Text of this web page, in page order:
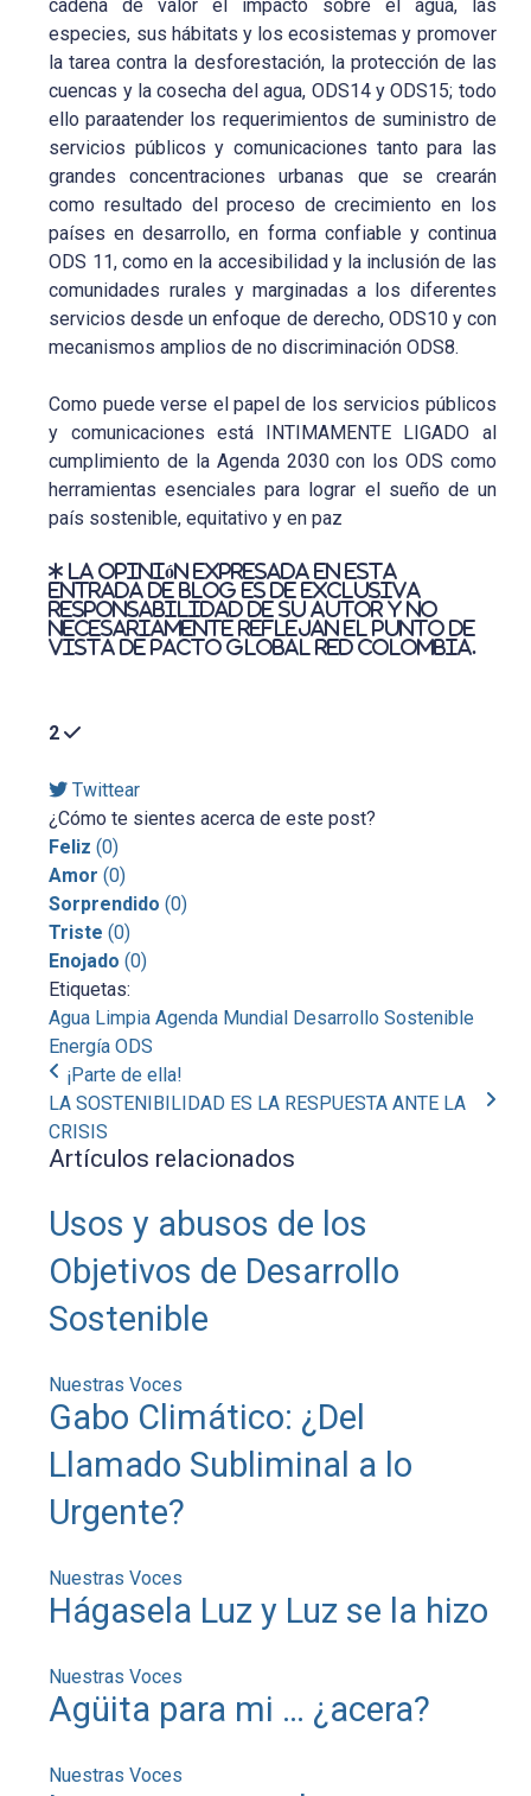
cadena de valor el impacto sobre el agua, las
especies, sus hábitats y los ecosistemas y promover
la tarea contra la desforestación, la protección de las
cuencas y la cosecha del agua, ODS14 y ODS15; todo
ello paraatender los requerimientos de suministro de
servicios públicos y comunicaciones tanto para las
grandes concentraciones urbanas que se crearán
como resultado del proceso de crecimiento en los
países en desarrollo, en forma confiable y continua
ODS 11, como en la accesibilidad y la inclusión de las
comunidades rurales y marginadas a los diferentes
servicios desde un enfoque de derecho, ODS10 y con
mecanismos amplios de no discriminación ODS8.
Como puede verse el papel de los servicios públicos
y comunicaciones está INTIMAMENTE LIGADO al
cumplimiento de la Agenda 2030 con los ODS como
herramientas esenciales para lograr el sueño de un
país sostenible, equitativo y en paz
La opinión expresada en esta
entrada de blog es de exclusiva
responsabilidad de su autor y no
necesariamente reflejan el punto de
vista de Pacto Global Red Colombia.
2
Twittear
¿Cómo te sientes acerca de este post?
Feliz (0)
Amor (0)
Sorprendido (0)
Triste (0)
Enojado (0)
Etiquetas:
Agua Limpia Agenda Mundial Desarrollo Sostenible
Energía ODS
¡Parte de ella!
LA SOSTENIBILIDAD ES LA RESPUESTA ANTE LA
CRISIS
Artículos relacionados
Usos y abusos de los
Objetivos de Desarrollo
Sostenible
Nuestras Voces
Gabo Climático: ¿Del
Llamado Subliminal a lo
Urgente?
Nuestras Voces
Hágasela Luz y Luz se la hizo
Nuestras Voces
Agüita para mi … ¿acera?
Nuestras Voces